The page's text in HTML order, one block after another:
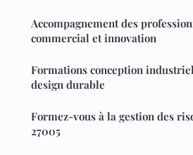
Accompagnement des
commercial et innovation
Formations conception
design durable
Formez-vous à la gestion des
27005